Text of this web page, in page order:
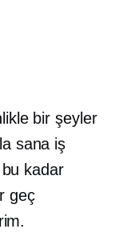
bir şeyler
sana iş
kadar
geç